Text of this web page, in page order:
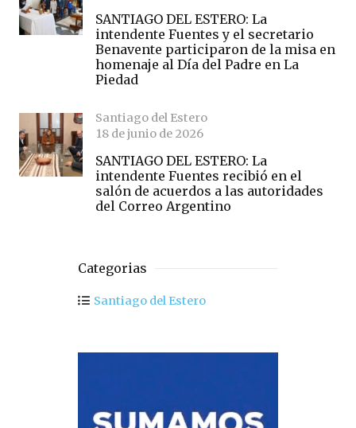
SANTIAGO DEL ESTERO: La
intendente Fuentes y el secretario
Benavente participaron de la misa en
homenaje al Día del Padre en La
Piedad
Santiago del Estero
18 de junio de 2026
SANTIAGO DEL ESTERO: La
intendente Fuentes recibió en el
salón de acuerdos a las autoridades
del Correo Argentino
Categorias
Santiago del Estero